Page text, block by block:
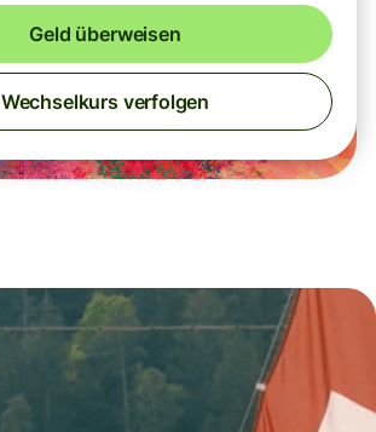
Geld überweisen
Wechselkurs verfolgen